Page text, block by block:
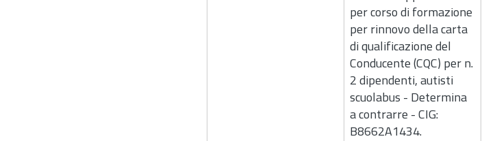
per corso di formazione
per rinnovo della carta
di qualificazione del
Conducente (CQC) per n.
2 dipendenti, autisti
scuolabus - Determina
a contrarre - CIG:
B8662A1434.